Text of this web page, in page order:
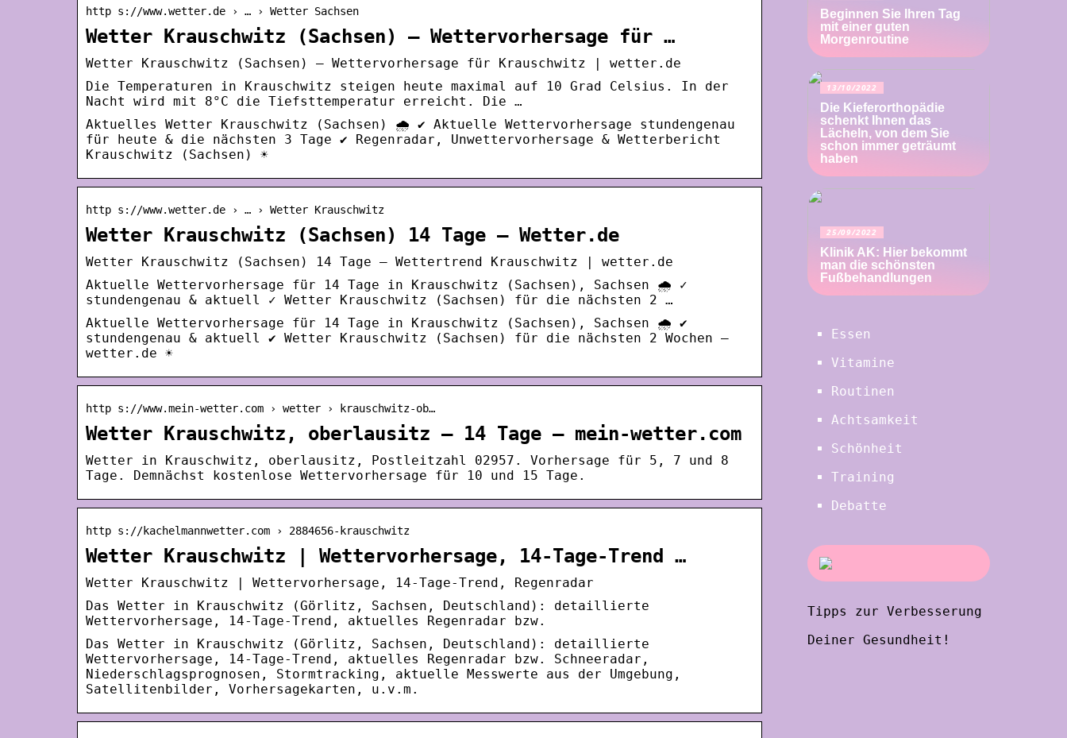
http s://www.wetter.de › … › Wetter Sachsen
Wetter Krauschwitz (Sachsen) – Wettervorhersage für …
Wetter Krauschwitz (Sachsen) – Wettervorhersage für Krauschwitz | wetter.de
Die Temperaturen in Krauschwitz steigen heute maximal auf 10 Grad Celsius. In der
Nacht wird mit 8°C die Tiefsttemperatur erreicht. Die …
Aktuelles Wetter Krauschwitz (Sachsen) 🌧️ ✔ Aktuelle Wettervorhersage stundengenau
für heute & die nächsten 3 Tage ✔ Regenradar, Unwettervorhersage & Wetterbericht
Krauschwitz (Sachsen) ☀
http s://www.wetter.de › … › Wetter Krauschwitz
Wetter Krauschwitz (Sachsen) 14 Tage – Wetter.de
Wetter Krauschwitz (Sachsen) 14 Tage – Wettertrend Krauschwitz | wetter.de
Aktuelle Wettervorhersage für 14 Tage in Krauschwitz (Sachsen), Sachsen 🌧️ ✓
stundengenau & aktuell ✓ Wetter Krauschwitz (Sachsen) für die nächsten 2 …
Aktuelle Wettervorhersage für 14 Tage in Krauschwitz (Sachsen), Sachsen 🌧️ ✔
stundengenau & aktuell ✔ Wetter Krauschwitz (Sachsen) für die nächsten 2 Wochen –
wetter.de ☀
http s://www.mein-wetter.com › wetter › krauschwitz-ob…
Wetter Krauschwitz, oberlausitz – 14 Tage – mein-wetter.com
Wetter in Krauschwitz, oberlausitz, Postleitzahl 02957. Vorhersage für 5, 7 und 8
Tage. Demnächst kostenlose Wettervorhersage für 10 und 15 Tage.
http s://kachelmannwetter.com › 2884656-krauschwitz
Wetter Krauschwitz | Wettervorhersage, 14-Tage-Trend …
Wetter Krauschwitz | Wettervorhersage, 14-Tage-Trend, Regenradar
Das Wetter in Krauschwitz (Görlitz, Sachsen, Deutschland): detaillierte
Wettervorhersage, 14-Tage-Trend, aktuelles Regenradar bzw.
Das Wetter in Krauschwitz (Görlitz, Sachsen, Deutschland): detaillierte
Wettervorhersage, 14-Tage-Trend, aktuelles Regenradar bzw. Schneeradar,
Niederschlagsprognosen, Stormtracking, aktuelle Messwerte aus der Umgebung,
Satellitenbilder, Vorhersagekarten, u.v.m.
Beginnen Sie Ihren Tag
mit einer guten
Morgenroutine
13/10/2022
Die Kieferorthopädie
schenkt Ihnen das
Lächeln, von dem Sie
schon immer geträumt
haben
25/09/2022
Klinik AK: Hier bekommt
man die schönsten
Fußbehandlungen
Essen
Vitamine
Routinen
Achtsamkeit
Schönheit
Training
Debatte
Tipps zur Verbesserung
Deiner Gesundheit!